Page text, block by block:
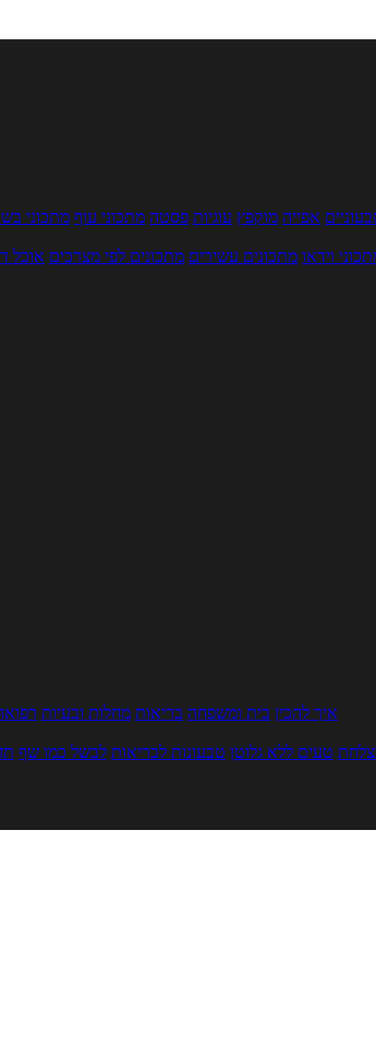
אפייה מוקפץ עוגיות פסטה מתכוני עוף מתכוני
וידאו מתכונים עשירים מתכונים לפי מצרכים אוכל
איך להכין בית ומשפחה בריאות מחלות ובעיות
טעים ללא גלוטן טבעונות לבריאות לבשל כמו שף